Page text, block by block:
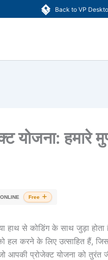
Back to VP
योजना: हमारे
Free
हाथ से कोडिंग के साथ जुड़ा
हल करने के लिए उत्साहित हैं,
आपकी प्रोजेक्ट योजना को तुरंत